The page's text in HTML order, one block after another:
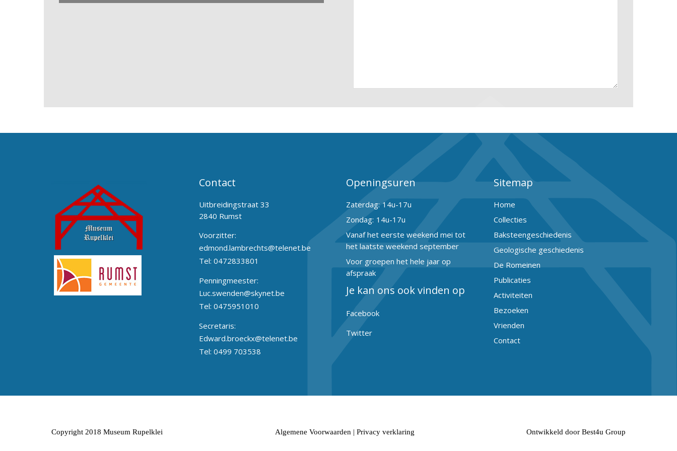
Contact
Uitbreidingstraat 33
2840 Rumst
Voorzitter:
edmond.lambrechts@telenet.be
Tel: 0472833801
Penningmeester:
Luc.swenden@skynet.be
Tel: 0475951010
Secretaris:
Edward.broeckx@telenet.be
Tel: 0499 703538
Openingsuren
Zaterdag: 14u-17u
Zondag: 14u-17u
Vanaf het eerste weekend mei tot
het laatste weekend september
Voor groepen het hele jaar op
afspraak
Je kan ons ook vinden op
Facebook
Twitter
Sitemap
Home
Collecties
Baksteengeschiedenis
Geologische geschiedenis
De Romeinen
Publicaties
Activiteiten
Bezoeken
Vrienden
Contact
Copyright 2018 Museum Rupelklei Algemene Voorwaarden | Privacy verklaring Ontwikkeld door Best4u Group